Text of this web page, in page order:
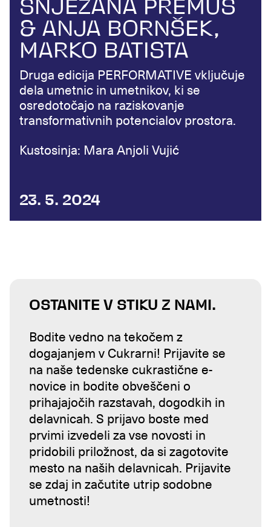
SNJEŽANA PREMUŠ
& ANJA BORNŠEK,
MARKO BATISTA
Druga edicija PERFORMATIVE vključuje
dela umetnic in umetnikov, ki se
osredotočajo na raziskovanje
transformativnih potencialov prostora.
Kustosinja: Mara Anjoli Vujić
23. 5. 2024
OSTANITE V STIKU Z NAMI.
Bodite vedno na tekočem z
dogajanjem v Cukrarni! Prijavite se
na naše tedenske cukrastične e-
novice in bodite obveščeni o
prihajajočih razstavah, dogodkih in
delavnicah. S prijavo boste med
prvimi izvedeli za vse novosti in
pridobili priložnost, da si zagotovite
mesto na naših delavnicah. Prijavite
se zdaj in začutite utrip sodobne
umetnosti!